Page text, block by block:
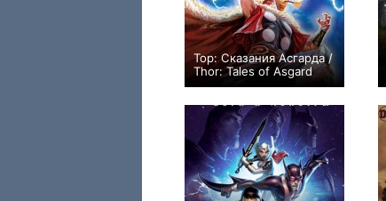
Тор: Сказания Асгарда /
Thor: Tales of Asgard
+3